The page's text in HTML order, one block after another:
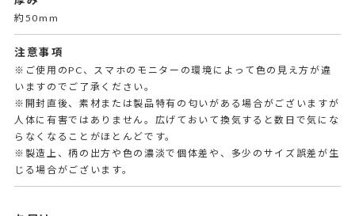
約50mm
注意事項
※ご使用のPC、スマホのモニターの環境によって色の見え方が違
いますのでご了承ください。
※開封直後、素材または製品特有の匂いがある場合がございますが
人体に有害ではありません。広げておいて換気すると数日で気にな
らなくなることがほとんどです。
※製造上、柄の出方や色の濃淡で個体差や、多少のサイズ誤差が生
じる場合がございます。